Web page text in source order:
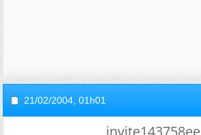
21/02/2004, 01h01
invite143758ee